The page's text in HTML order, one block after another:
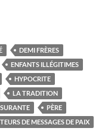
DEMI FRÈRES
ENFANTS ILLÉGITIMES
HYPOCRITE
LA TRADITION
PÈRE
DE MESSAGES DE PAIX